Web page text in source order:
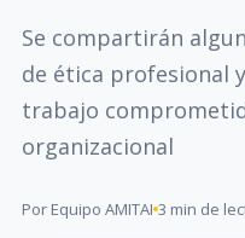
Se compartirán
de ética profesional
trabajo
organizacional
Por Equipo AMITAI 3 min de